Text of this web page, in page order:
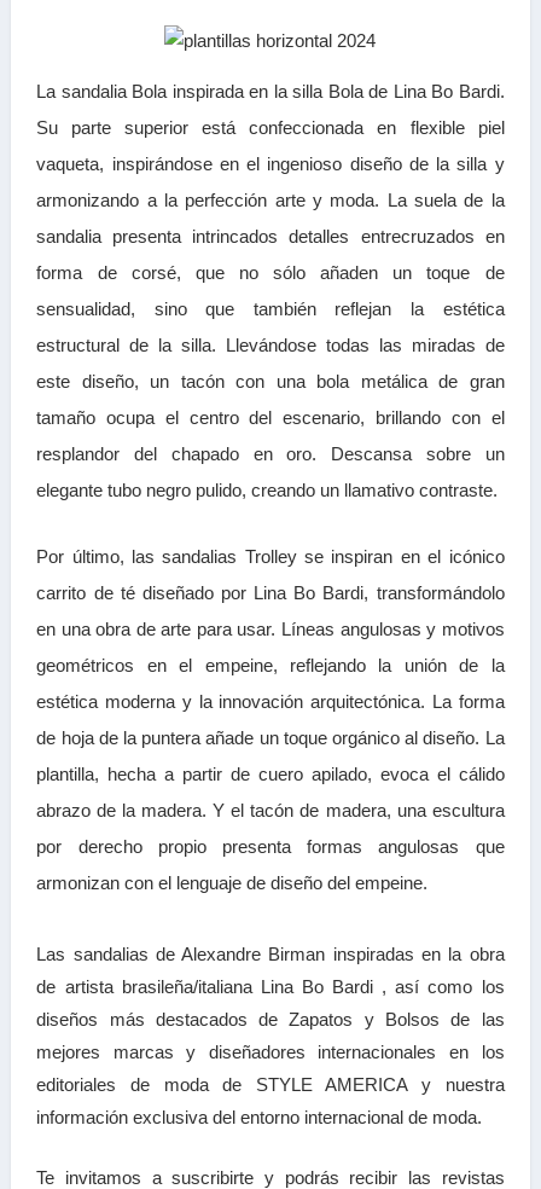
La sandalia Bola inspirada en la silla Bola de Lina Bo Bardi.
Su parte superior está confeccionada en flexible piel
vaqueta, inspirándose en el ingenioso diseño de la silla y
armonizando a la perfección arte y moda. La suela de la
sandalia presenta intrincados detalles entrecruzados en
forma de corsé, que no sólo añaden un toque de
sensualidad, sino que también reflejan la estética
estructural de la silla. Llevándose todas las miradas de
este diseño, un tacón con una bola metálica de gran
tamaño ocupa el centro del escenario, brillando con el
resplandor del chapado en oro. Descansa sobre un
elegante tubo negro pulido, creando un llamativo contraste.
Por último, las sandalias Trolley se inspiran en el icónico
carrito de té diseñado por Lina Bo Bardi, transformándolo
en una obra de arte para usar. Líneas angulosas y motivos
geométricos en el empeine, reflejando la unión de la
estética moderna y la innovación arquitectónica. La forma
de hoja de la puntera añade un toque orgánico al diseño. La
plantilla, hecha a partir de cuero apilado, evoca el cálido
abrazo de la madera. Y el tacón de madera, una escultura
por derecho propio presenta formas angulosas que
armonizan con el lenguaje de diseño del empeine.
Las sandalias de Alexandre Birman inspiradas en la obra
de artista brasileña/italiana Lina Bo Bardi , así como los
diseños más destacados de Zapatos y Bolsos de las
mejores marcas y diseñadores internacionales en los
editoriales de moda de STYLE AMERICA y nuestra
información exclusiva del entorno internacional de moda.
Te invitamos a suscribirte y podrás recibir las revistas